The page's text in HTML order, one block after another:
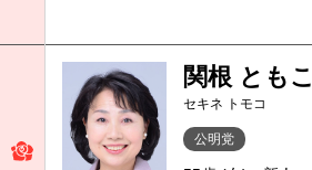
関根 ともこ
セキネ トモコ
公明党